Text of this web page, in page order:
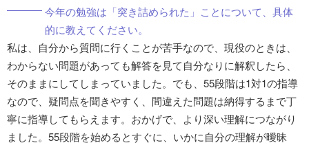
今年の勉強は「突き詰められた」ことについて、具体
的に教えてください。
私は、自分から質問に行くことが苦手なので、現役のときは、
わからない問題があっても解答を見て自分なりに解釈したら、
そのままにしてしまっていました。でも、55段階は1対1の指導
なので、疑問点を聞きやすく、間違えた問題は納得するまで丁
寧に指導してもらえます。おかげで、より深い理解につながり
ました。55段階を始めるとすぐに、いかに自分の理解が曖昧